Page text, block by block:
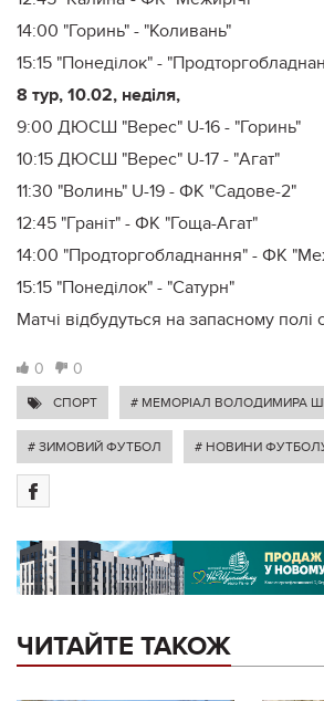
14:00 "Горинь" - "Коливань"
15:15 "Понеділок" -
8 тур, 10.02, неділя,
9:00 ДЮСШ "Верес" U-16 - "Горинь"
10:15 ДЮСШ "Верес" U-17 - "Агат"
11:30 "Волинь" U-19 - ФК "Садове-2"
12:45 "Граніт" - ФК "Гоща-Агат"
14:00 "Продторгобладнання" - ФК
15:15 "Понеділок" - "Сатурн"
Матчі відбудуться на запасному полі
0 0
СПОРТ # МЕМОРІАЛ ВОЛОДИМИРА
# ЗИМОВИЙ ФУТБОЛ # НОВИНИ
ЧИТАЙТЕ ТАКОЖ